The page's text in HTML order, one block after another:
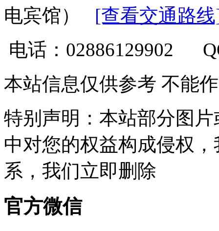
电宾馆） [查看交通路
电话：02886129902
本站信息仅供参考 不能
特别声明：本站部分图
中对您的权益构成侵权
系，我们立即删除
官方微信